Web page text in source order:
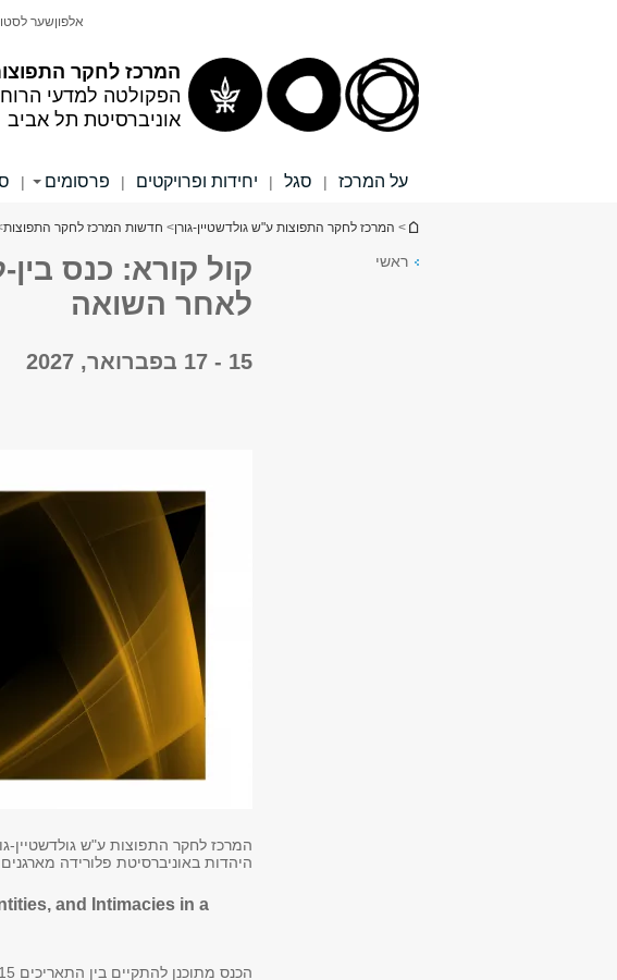
המרכז לחקר
הפקולטה למדעי הרוח
אוניברסיטת תל אביב
אלפוןשער
על המרכז | סגל | יחידות ופרויקטים | פרסומים |
הינך נמצא כאן
> המרכז לחקר התפוצות ע"ש גולדשטיין-גורן> חדשות המרכז לחקר התפוצות
ראשי
קול קורא: כנס
לאחר השואה
15 - 17 בפברואר, 2027
היהדות באוניברסיטת פלורידה
and Intimacies in a